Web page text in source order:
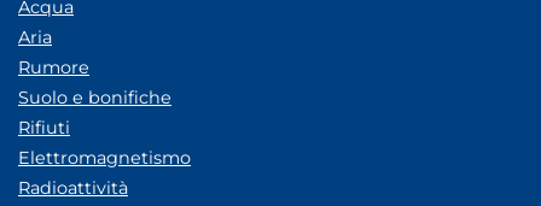
Acqua
Aria
Rumore
Suolo e bonifiche
Rifiuti
Elettromagnetismo
Radioattività